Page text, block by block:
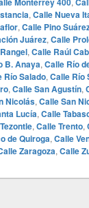
, Calle Nueva
, Calle Pino
Juárez, Calle
, Calle Raúl
B. Anaya, Calle Río
Río Salado, Calle Río
, Calle San Agustín,
Nicolás, Calle San
Lucía, Calle
, Calle Trento,
de Quiroga, Calle
Zaragoza, Calle